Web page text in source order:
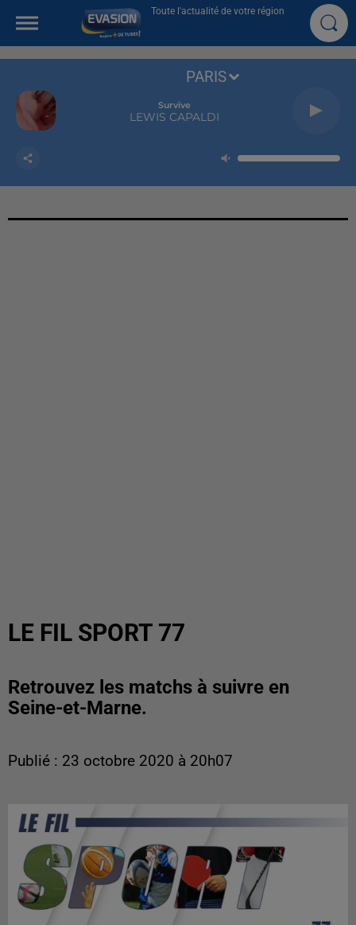
Toute l'actualité de votre région
Survive
LEWIS CAPALDI
PARIS
LE FIL SPORT 77
Retrouvez les matchs à suivre en
Seine-et-Marne.
Publié : 23 octobre 2020 à 20h07